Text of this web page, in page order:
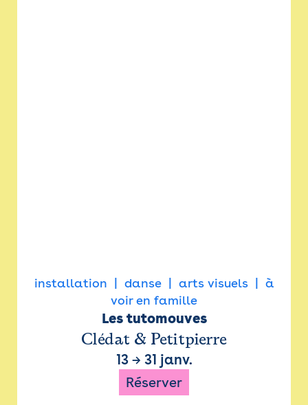
installation danse arts visuels
à
voir en famille
Les tutomouves
Clédat & Petitpierre
13→ 31 janv.
Réserver